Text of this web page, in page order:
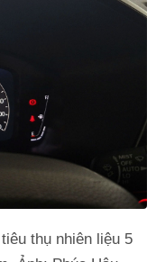
thụ nhiên liệu 5